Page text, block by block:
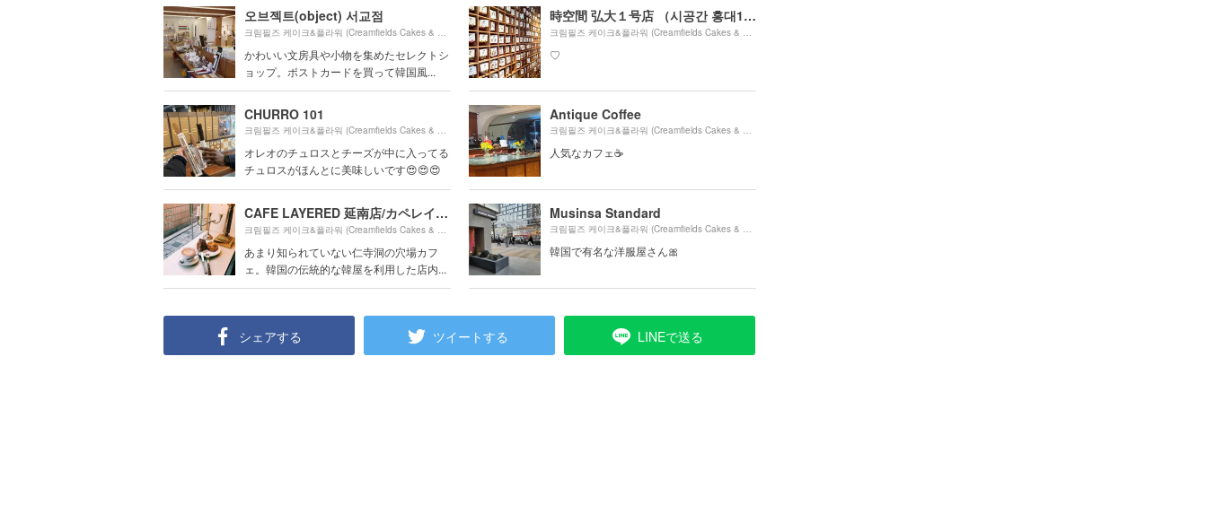
오브젝트(object) 서교점
크림필즈 케이크&플라워 (Creamfields Cakes & Flowers)より約 1370m（徒歩23分）
かわいい文房具や小物を集めたセレクトシ
ョップ。ポストカードを買って韓国風...
時空間 弘大１号店 （시공간 홍대1호점）
크림필즈 케이크&플라워 (Creamfields Cakes & Flowers)より約
♡
CHURRO 101
크림필즈 케이크&플라워 (Creamfields Cakes & Flowers)より約 1480m（徒歩25分）
オレオのチュロスとチーズが中に入ってる
チュロスがほんとに美味しいです😍😍😍
Antique Coffee
크림필즈 케이크&플라워 (Creamfields Cakes & Flowers)より約
人気なカフェ☕
CAFE LAYERED 延南店/カペレイオドゥ ヨンナムジョム/카페레이어드 연남점
크림필즈 케이크&플라워 (Creamfields Cakes & Flowers)より約 660m（徒歩11分）
あまり知られていない仁寺洞の穴場カフ
ェ。韓国の伝統的な韓屋を利用した店内...
Musinsa Standard
크림필즈 케이크&플라워 (Creamfields Cakes & Flowers)より約
韓国で有名な洋服屋さん🎀
シェアする ツイートする LINEで送る